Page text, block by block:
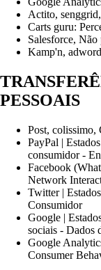
Actito,
Carts guru:
Salesforce,
Kamp'n,
PESSOAIS
Post, colissimo,
PayPal |
consumidor -
Facebook
Network
Twitter |
Consumidor
Google |
sociais - Dados
Google
Consumer